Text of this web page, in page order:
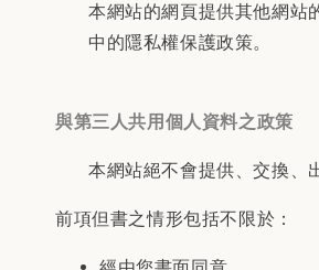
本網站的網頁提供其他網站
中的隱私權保護政策。
與第三人共用個人資料之政策
本網站絕不會提供、交換、
前項但書之情形包括不限於：